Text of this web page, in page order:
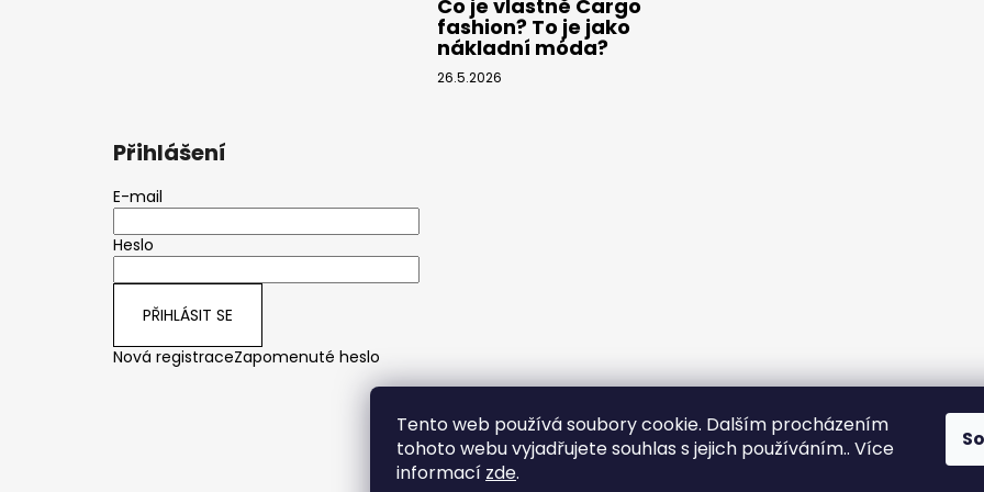
Tento web používá soubory cookie. Dalším procházením
tohoto webu vyjadřujete souhlas s jejich používáním.. Více
informací zde.
Co je vlastně Cargo
fashion? To je jako
nákladní móda?
26.5.2026
Přihlášení
E-mail
Heslo
PŘIHLÁSIT SE
Nová registraceZapomenuté heslo
yps